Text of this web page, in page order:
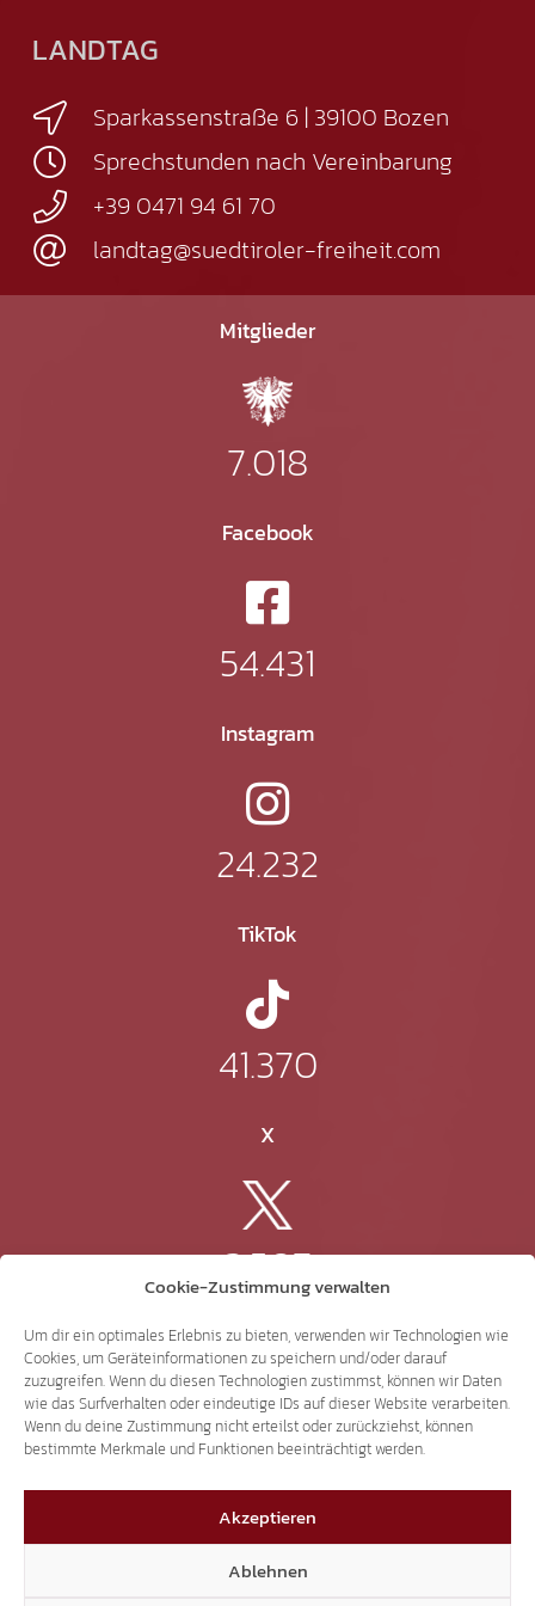
Cookie-Zustimmung verwalten
Um dir ein optimales Erlebnis zu bieten, verwenden wir Technologien wie
Cookies, um Geräteinformationen zu speichern und/oder darauf
zuzugreifen. Wenn du diesen Technologien zustimmst, können wir Daten
wie das Surfverhalten oder eindeutige IDs auf dieser Website verarbeiten.
Wenn du deine Zustimmung nicht erteilst oder zurückziehst, können
bestimmte Merkmale und Funktionen beeinträchtigt werden.
Akzeptieren
Ablehnen
LANDTAG
Sparkassenstraße 6 | 39100 Bozen
Sprechstunden nach Vereinbarung
+39 0471 94 61 70
landtag@suedtiroler-freiheit.com
Mitglieder
7.018
Facebook
54.431
Instagram
24.232
TikTok
41.370
X
3.507
Threads
3.401
YouTube